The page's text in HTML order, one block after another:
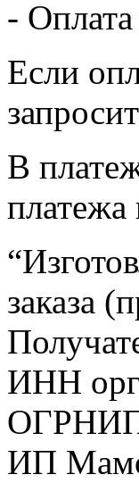
-
Если
В
платежа
заказа
ИНН
ОГРНИП
ИП